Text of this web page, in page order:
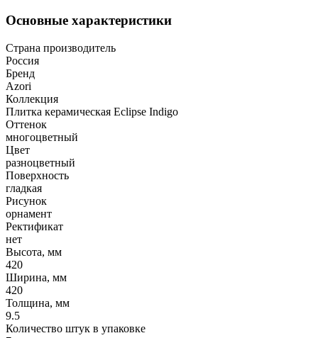
Основные характеристики
Страна производитель
Россия
Бренд
Azori
Коллекция
Плитка керамическая Eclipse Indigo
Оттенок
многоцветный
Цвет
разноцветный
Поверхность
гладкая
Рисунок
орнамент
Ректификат
нет
Высота, мм
420
Ширина, мм
420
Толщина, мм
9.5
Количество штук в упаковке